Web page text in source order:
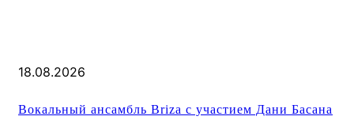
18.08.2026
Вокальный ансамбль Briza с участием Дани Басана